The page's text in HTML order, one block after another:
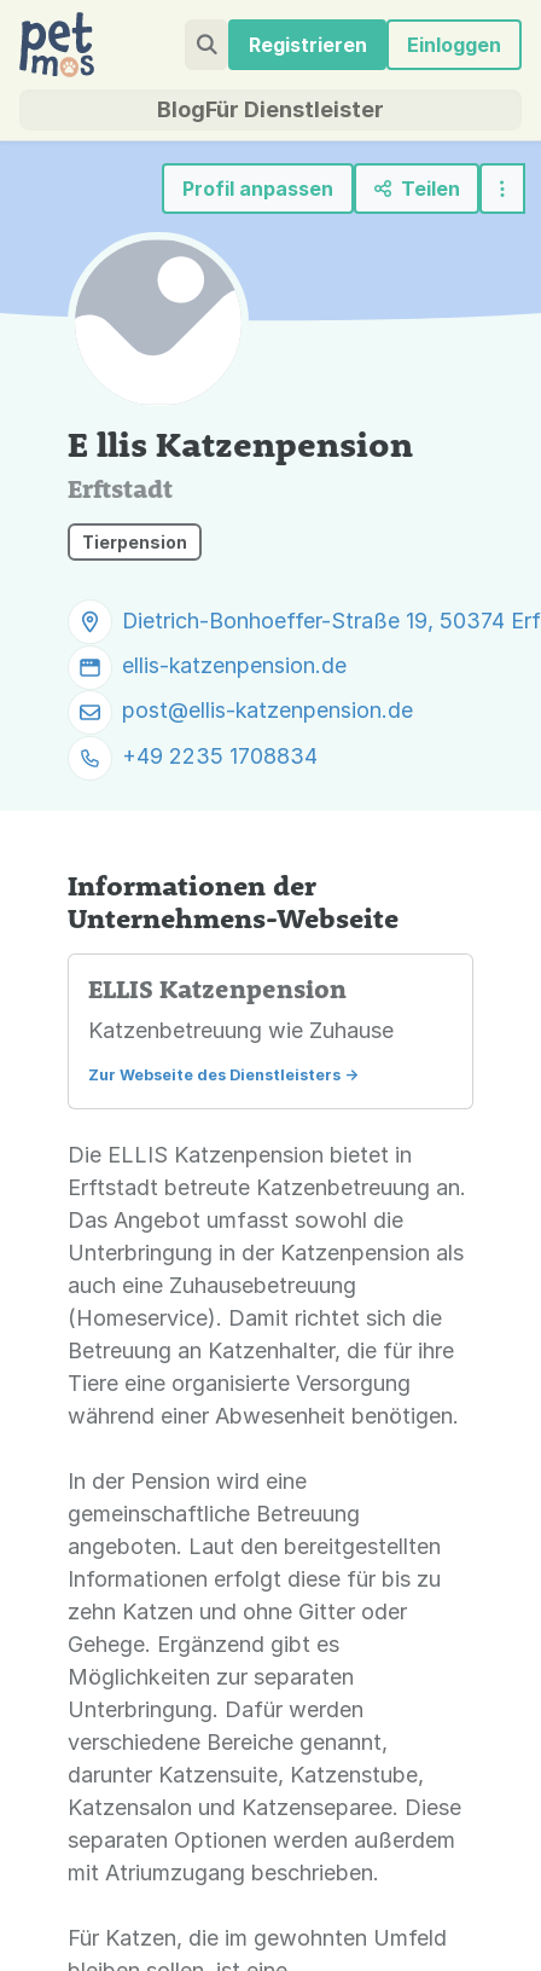
Registrieren Einloggen
BlogFür Dienstleister
Profil anpassen Teilen
E llis Katzenpension
Erftstadt
Tierpension
Dietrich-Bonhoeffer-Straße 19, 50374
ellis-katzenpension.de
post@ellis-katzenpension.de
+49 2235 1708834
Informationen der
Unternehmens-Webseite
ELLIS Katzenpension
Katzenbetreuung wie Zuhause
Zur Webseite des Dienstleisters ->
Die ELLIS Katzenpension bietet in
Erftstadt betreute Katzenbetreuung an.
Das Angebot umfasst sowohl die
Unterbringung in der Katzenpension als
auch eine Zuhausebetreuung
(Homeservice). Damit richtet sich die
Betreuung an Katzenhalter, die für ihre
Tiere eine organisierte Versorgung
während einer Abwesenheit benötigen.
In der Pension wird eine
gemeinschaftliche Betreuung
angeboten. Laut den bereitgestellten
Informationen erfolgt diese für bis zu
zehn Katzen und ohne Gitter oder
Gehege. Ergänzend gibt es
Möglichkeiten zur separaten
Unterbringung. Dafür werden
verschiedene Bereiche genannt,
darunter Katzensuite, Katzenstube,
Katzensalon und Katzenseparee. Diese
separaten Optionen werden außerdem
mit Atriumzugang beschrieben.
Für Katzen, die im gewohnten Umfeld